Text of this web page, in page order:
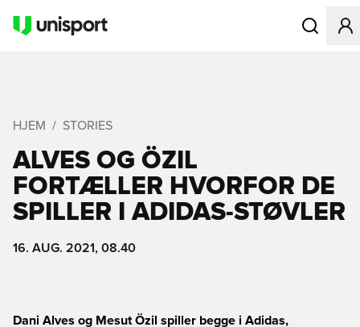
Åbner en
HJEM STORIES
ALVES OG ÖZIL
FORTÆLLER HVORFOR DE
SPILLER I ADIDAS-STØVLER
16. AUG. 2021, 08.40
Dani Alves og Mesut Özil spiller begge i Adidas,